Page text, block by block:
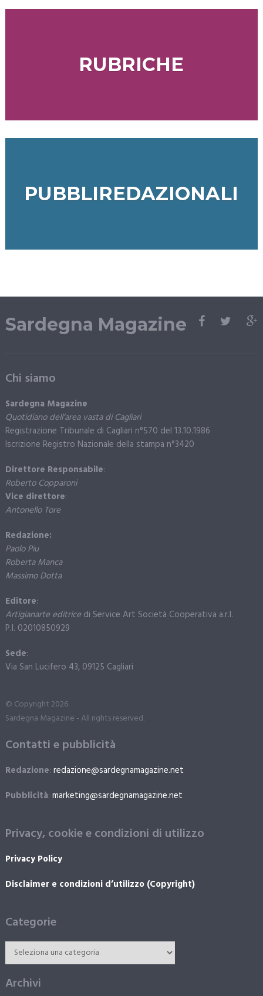
RUBRICHE
PUBBLIREDAZIONALI
Sardegna Magazine
Chi siamo
Sardegna Magazine
Quotidiano dell’area vasta di Cagliari
Registrazione Tribunale di Cagliari n°570 del 13.10.1986
Iscrizione Registro Nazionale della stampa n°3420
Direttore Responsabile:
Roberto Copparoni
Vice direttore:
Antonello Tore
Redazione:
Paolo Piu
Roberta Manca
Massimo Dotta
Editore:
Artigianarte editricedi Service Art Società Cooperativa a.r.l.
P.I. 02010850929
Sede:
Via San Lucifero 43, 09125 Cagliari
© Copyright 2026.
Sardegna Magazine - All rights reserved.
Contatti e pubblicità
Redazione: redazione@sardegnamagazine.net
Pubblicità: marketing@sardegnamagazine.net
Privacy, cookie e condizioni di utilizzo
Privacy Policy
Disclaimer e condizioni d’utilizzo (Copyright)
Categorie
Archivi